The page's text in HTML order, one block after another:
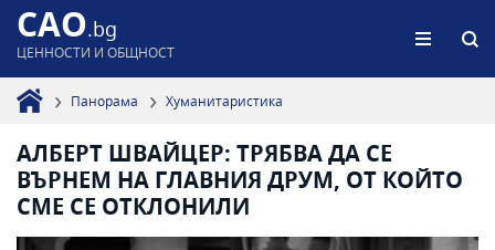
CAO.bg
ЦЕННОСТИ И ОБЩНОСТ
Панорама Хуманитаристика
АЛБЕРТ ШВАЙЦЕР: ТРЯБВА ДА СЕ
ВЪРНЕМ НА ГЛАВНИЯ ДРУМ, ОТ КОЙТО
СМЕ СЕ ОТКЛОНИЛИ